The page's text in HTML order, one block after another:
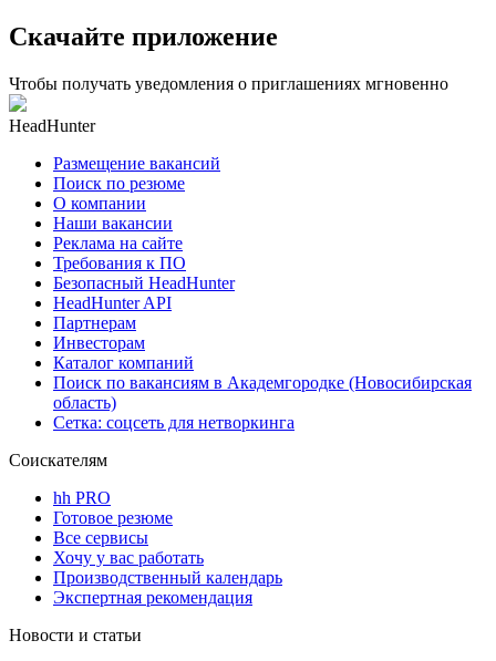
Скачайте приложение
Чтобы получать уведомления о приглашениях мгновенно
HeadHunter
Размещение вакансий
Поиск по резюме
О компании
Наши вакансии
Реклама на сайте
Требования к ПО
Безопасный HeadHunter
HeadHunter API
Партнерам
Инвесторам
Каталог компаний
Поиск по вакансиям в Академгородке (Новосибирская
область)
Сетка: соцсеть для нетворкинга
Соискателям
hh PRO
Готовое резюме
Все сервисы
Хочу у вас работать
Производственный календарь
Экспертная рекомендация
Новости и статьи